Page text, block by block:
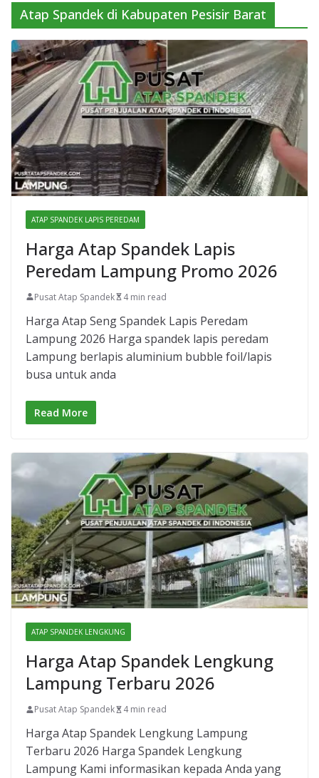
Atap Spandek di Kabupaten Pesisir Barat
ATAP SPANDEK LAPIS PEREDAM
Harga Atap Spandek Lapis
Peredam Lampung Promo 2026
Pusat Atap Spandek 4 min read
Harga Atap Seng Spandek Lapis Peredam
Lampung 2026 Harga spandek lapis peredam
Lampung berlapis aluminium bubble foil/lapis
busa untuk anda
Read More
ATAP SPANDEK LENGKUNG
Harga Atap Spandek Lengkung
Lampung Terbaru 2026
Pusat Atap Spandek 4 min read
Harga Atap Spandek Lengkung Lampung
Terbaru 2026 Harga Spandek Lengkung
Lampung Kami informasikan kepada Anda yang